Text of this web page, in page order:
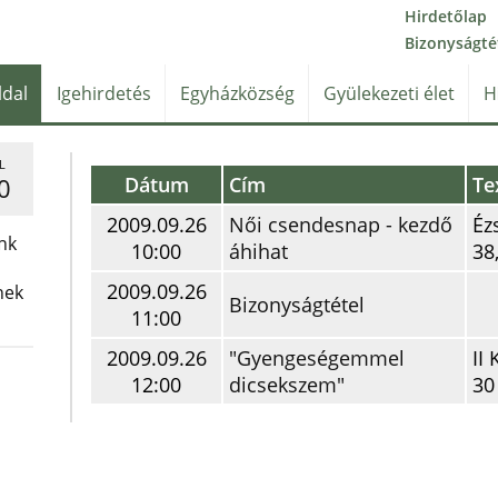
Hirdetőlap
Igehirdetés Egyházközség Gyülekezeti élet
Dátum Cím
2009.09.26
10:00
Női csendesnap - kezdő
áhihat
2009.09.26
11:00
Bizonyságtétel
2009.09.26
12:00
"Gyengeségemmel
dicsekszem"
II
30